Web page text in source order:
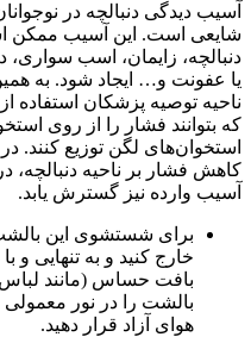
آسیب دیدگی دنبالچه در
شایعی است. این آسیب ممکن
دنبالچه، زایمان، اسب
یا عفونت و… ایجاد شود. به
ناحیه توصیه پزشکان
که بتوانند فشار را از روی
استخوان‌های لگن توزیع کنند.
کاهش فشار بر ناحیه
آسیب وارده نیز گسترش یابد.
برای شستشوی این
خارج کنید و به تنهایی و
بافت حساس (مانند
بالشت را در نور
هوای آزاد قرار دهید.